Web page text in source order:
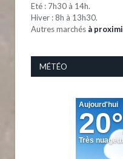
Eté : 7h30 à 14h.
Hiver : 8h à 13h30.
Autres marchés à
MÉTÉO